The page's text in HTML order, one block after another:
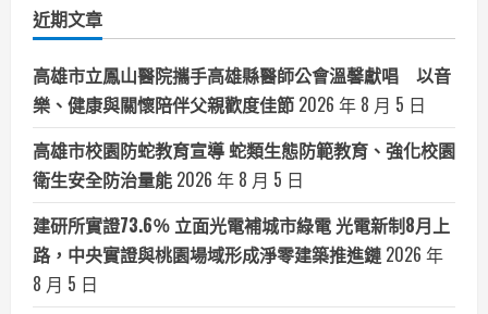
近期文章
高雄市立鳳山醫院攜手高雄縣醫師公會溫馨獻唱 以音
樂、健康與關懷陪伴父親歡度佳節 2026 年 8 月 5 日
高雄市校園防蛇教育宣導 蛇類生態防範教育、強化校園
衛生安全防治量能 2026 年 8 月 5 日
建研所實證73.6％ 立面光電補城市綠電 光電新制8月上
路，中央實證與桃園場域形成淨零建築推進鏈 2026 年
8 月 5 日